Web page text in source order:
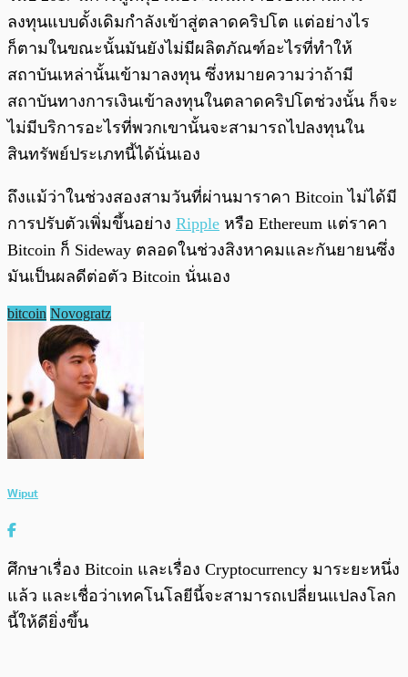
ลงทุนแบบดั้งเดิมกำลังเข้าสู่ตลาดคริปโต แต่อย่างไร
ก็ตามในขณะนั้นมันยังไม่มีผลิตภัณฑ์อะไรที่ทำให้
สถาบันเหล่านั้นเข้ามาลงทุน ซึ่งหมายความว่าถ้ามี
สถาบันทางการเงินเข้าลงทุนในตลาดคริปโตช่วงนั้น ก็จะ
ไม่มีบริการอะไรที่พวกเขานั้นจะสามารถไปลงทุนใน
สินทรัพย์ประเภทนี้ได้นั่นเอง
ถึงแม้ว่าในช่วงสองสามวันที่ผ่านมาราคา Bitcoin ไม่ได้มี
การปรับตัวเพิ่มขึ้นอย่าง Ripple หรือ Ethereum แต่ราคา
Bitcoin ก็ Sideway ตลอดในช่วงสิงหาคมและกันยายนซึ่ง
มันเป็นผลดีต่อตัว Bitcoin นั่นเอง
bitcoin Novogratz
Wiput
ศึกษาเรื่อง Bitcoin และเรื่อง Cryptocurrency มาระยะหนึ่ง
แล้ว และเชื่อว่าเทคโนโลยีนี้จะสามารถเปลี่ยนแปลงโลก
นี้ให้ดียิ่งขึ้น